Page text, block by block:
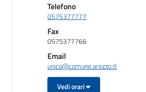
Telefono
0575377777
Fax
0575377766
Email
unico@comune.arezzo.it
Vedi orari